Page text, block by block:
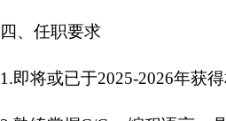
四、任职要求
1.即将或已于2025-2026年获